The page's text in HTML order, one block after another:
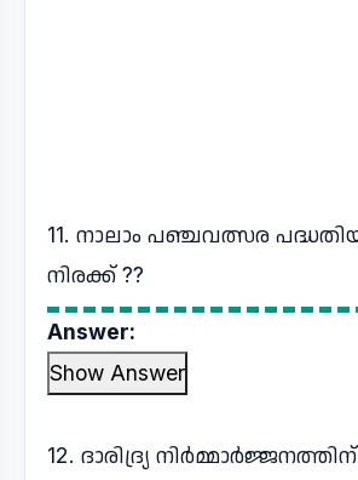
11. നാലാം പഞ്ചവത്സര
നിരക്ക് ??
Answer:
Show Answer
12. ദാരിദ്ര്യ